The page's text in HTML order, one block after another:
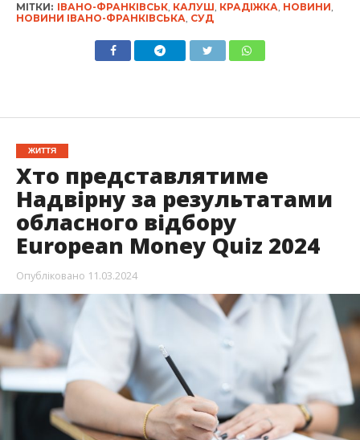
МІТКИ: ІВАНО-ФРАНКІВСЬК, КАЛУШ, КРАДІЖКА, НОВИНИ,
НОВИНИ ІВАНО-ФРАНКІВСЬКА, СУД
ЖИТТЯ
Хто представлятиме
Надвірну за результатами
обласного відбору
European Money Quiz 2024
Опубліковано 11.03.2024